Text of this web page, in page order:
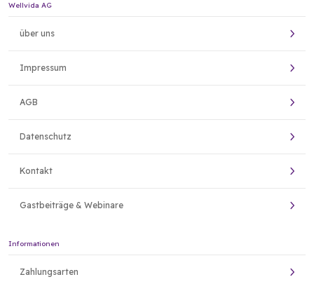
Wellvida AG
über uns
Impressum
AGB
Datenschutz
Kontakt
Gastbeiträge & Webinare
Informationen
Zahlungsarten